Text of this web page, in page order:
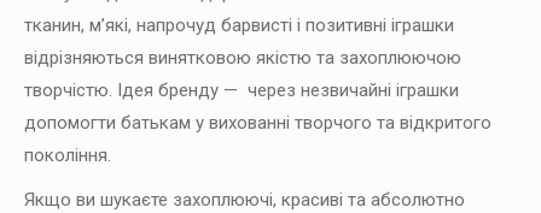
тканин, м’які, напрочуд барвисті і позитивні іграшки
відрізняються винятковою якістю та захоплюючою
творчістю. Ідея бренду — через незвичайні іграшки
допомогти батькам у вихованні творчого та відкритого
покоління.
Якщо ви шукаєте захоплюючі, красиві та абсолютно